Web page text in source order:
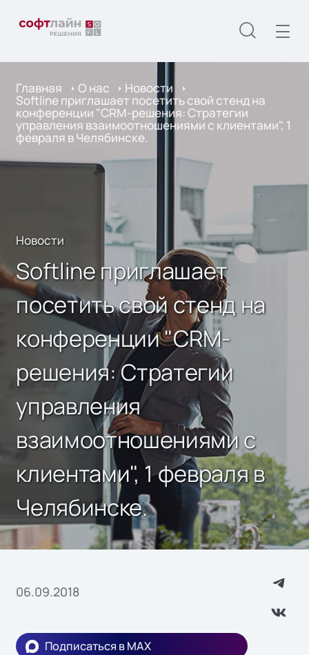
Главная О нас Новости
Softline приглашает посетить свой стенд на
конференции "CRM-решения: Стратегии
управления взаимоотношениями с клиентами", 1
февраля в Челябинске.
Новости
Softline приглашает
посетить свой стенд на
конференции "CRM-
решения: Стратегии
управления
взаимоотношениями с
клиентами", 1 февраля в
Челябинске.
06.09.2018
Подписаться в MAX